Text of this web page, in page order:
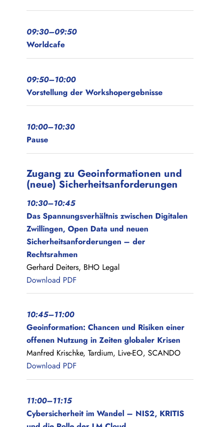
09:30–09:50
Worldcafe
09:50–10:00
Vorstellung der Workshopergebnisse
10:00–10:30
Pause
Zugang zu Geoinformationen und
(neue) Sicherheitsanforderungen
10:30–10:45
Das Spannungsverhältnis zwischen Digitalen
Zwillingen, Open Data und neuen
Sicherheitsanforderungen – der
Rechtsrahmen
Gerhard Deiters, BHO Legal
Download PDF
10:45–11:00
Geoinformation: Chancen und Risiken einer
offenen Nutzung in Zeiten globaler Krisen
Manfred Krischke, Tardium, Live-EO, SCANDO
Download PDF
11:00–11:15
Cybersicherheit im Wandel – NIS2, KRITIS